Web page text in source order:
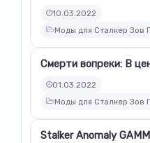
10.03.2022
Моды для Сталкер Зов
Смерти вопреки: В
01.03.2022
Моды для Сталкер Зов
Stalker Anomaly